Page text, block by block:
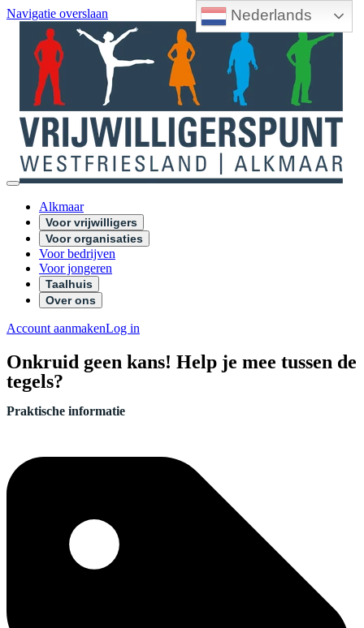
Nederlands
Navigatie overslaan
Alkmaar
Voor vrijwilligers
Voor organisaties
Voor bedrijven
Voor jongeren
Taalhuis
Over ons
Account aanmakenLog in
Onkruid geen kans! Help je mee tussen de
tegels?
Praktische informatie